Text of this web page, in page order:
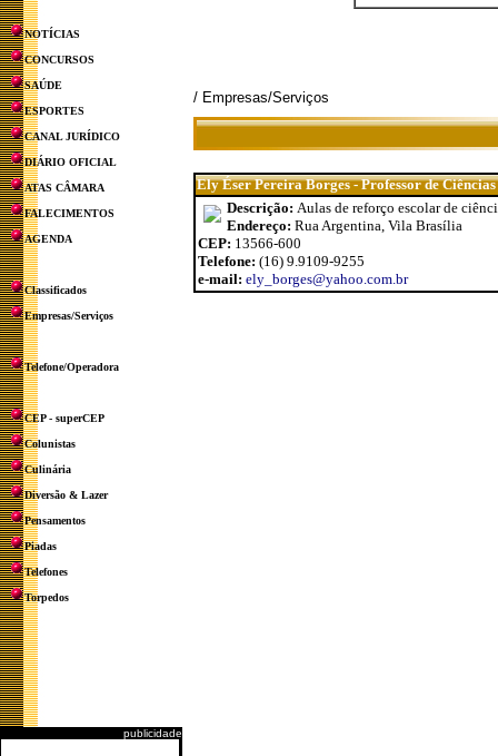
NOTÍCIAS
CONCURSOS
SAÚDE
ESPORTES
CANAL JURÍDICO
DIÁRIO OFICIAL
ATAS CÂMARA
FALECIMENTOS
AGENDA
Classificados
Empresas/Serviços
Telefone/Operadora
CEP - superCEP
Colunistas
Culinária
Diversão & Lazer
Pensamentos
Piadas
Telefones
Torpedos
publicidade
/ Empresas/Serviços
Ely Éser Pereira Borges - Professor de
Descrição: Aulas de reforço escolar de
Endereço: Rua Argentina, Vila Brasília
CEP: 13566-600
Telefone: (16) 9.9109-9255
e-mail: ely_borges@yahoo.com.br